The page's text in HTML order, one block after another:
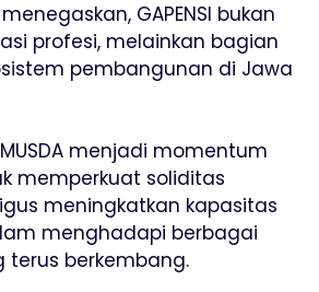
GAPENSI bukan
profesi, melainkan bagian
pembangunan di Jawa
menjadi momentum
memperkuat soliditas
meningkatkan kapasitas
menghadapi berbagai
berkembang.